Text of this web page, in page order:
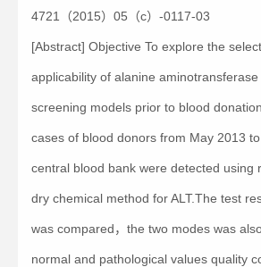
4721（2015）05（c）-0117-03
[Abstract] Objective To explore the
applicability of alanine aminotransferase
screening models prior to blood
cases of blood donors from May 2013
central blood bank were detected using
dry chemical method for ALT.The test
was compared，the two modes was
normal and pathological values quality